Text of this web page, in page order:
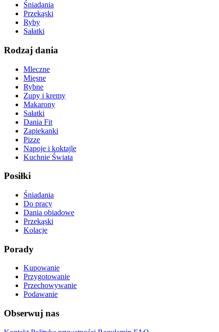
Śniadania
Przekąski
Ryby
Sałatki
Rodzaj dania
Mleczne
Mięsne
Rybne
Zupy i kremy
Makarony
Sałatki
Dania Fit
Zapiekanki
Pizze
Napoje i koktajle
Kuchnie Świata
Posiłki
Śniadania
Do pracy
Dania obiadowe
Przekąski
Kolacje
Porady
Kupowanie
Przygotowanie
Przechowywanie
Podawanie
Obserwuj nas